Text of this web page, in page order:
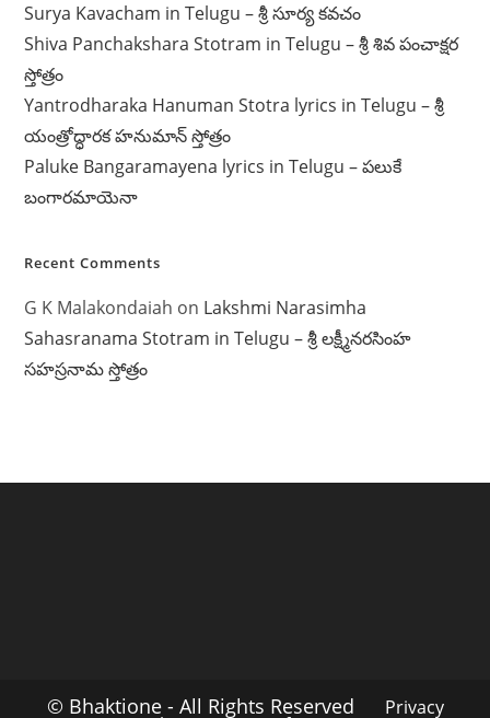
Surya Kavacham in Telugu – శ్రీ సూర్య కవచం
Shiva Panchakshara Stotram in Telugu – శ్రీ శివ పంచాక్షర
స్తోత్రం
Yantrodharaka Hanuman Stotra lyrics in Telugu – శ్రీ
యంత్రోద్ధారక హనుమాన్ స్తోత్రం
Paluke Bangaramayena lyrics in Telugu – పలుకే
బంగారమాయెనా
Recent Comments
G K Malakondaiah on Lakshmi Narasimha
Sahasranama Stotram in Telugu – శ్రీ లక్ష్మీనరసింహ
సహస్రనామ స్తోత్రం
© Bhaktione - All Rights Reserved Privacy